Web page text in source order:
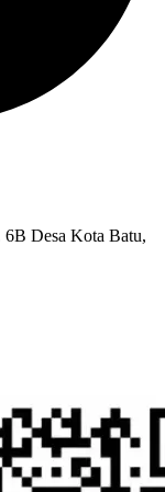
6B Desa Kota Batu,